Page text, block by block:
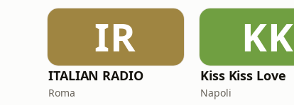
IR
ITALIAN RADIO
Roma
KK
Kiss Kiss Love
Napoli